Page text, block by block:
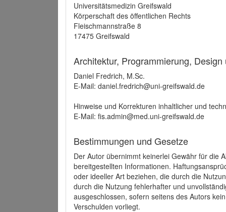
Universitätsmedizin Greifswald
Körperschaft des öffentlichen Rechts
Fleischmannstraße 8
17475 Greifswald
Architektur, Programmierung,
Daniel Fredrich, M.Sc.
E-Mail: daniel.fredrich@uni-greifswald.de
Hinweise und Korrekturen inhaltlicher und
E-Mail: fis.admin@med.uni-greifswald.de
Bestimmungen und Gesetze
Der Autor übernimmt keinerlei Gewähr für die
bereitgestellten Informationen.
oder ideeller Art beziehen, die durch die
durch die Nutzung fehlerhafter und
ausgeschlossen, sofern seitens des Autors
Verschulden vorliegt.